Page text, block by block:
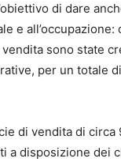
di dare
e all’occupazione:
sono state
per un totale
di vendita di circa
a disposizione dei